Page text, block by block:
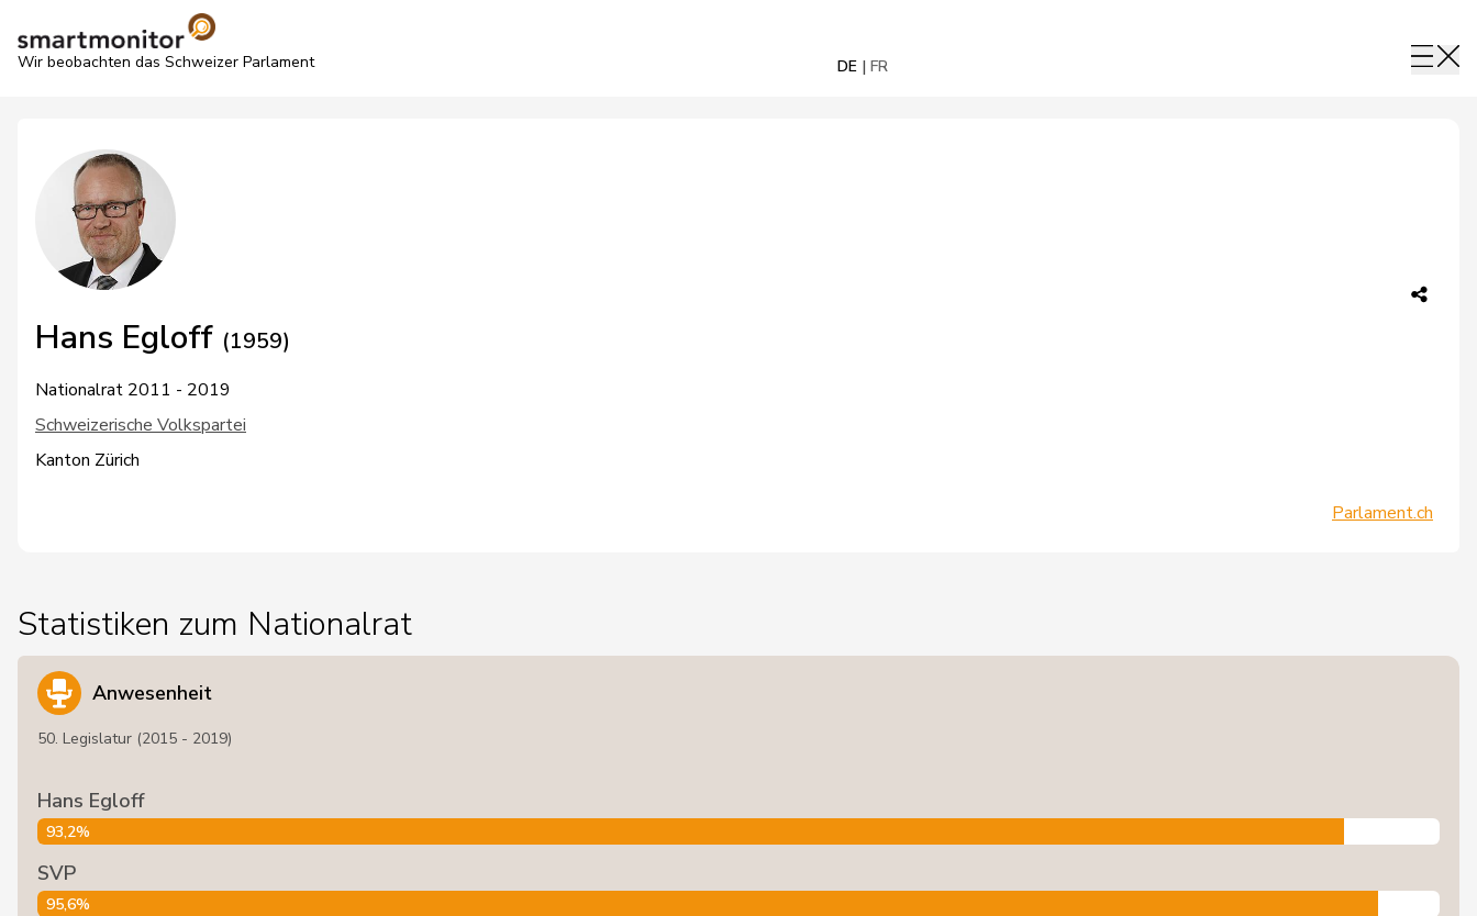
Wir beobachten das Schweizer Parlament DE FR
Hans Egloff (1959)
Nationalrat 2011 - 2019
Schweizerische Volkspartei
Kanton Zürich
Parlament.ch
Statistiken zum Nationalrat
Anwesenheit
50. Legislatur (2015 - 2019)
Hans Egloff
93,2%
SVP
95,6%